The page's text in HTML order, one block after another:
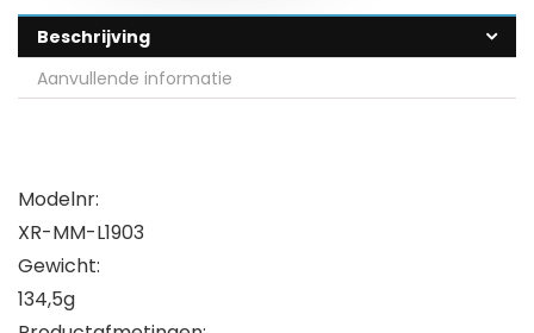
Beschrijving
Aanvullende informatie
Modelnr:
XR-MM-L1903
Gewicht:
134,5g